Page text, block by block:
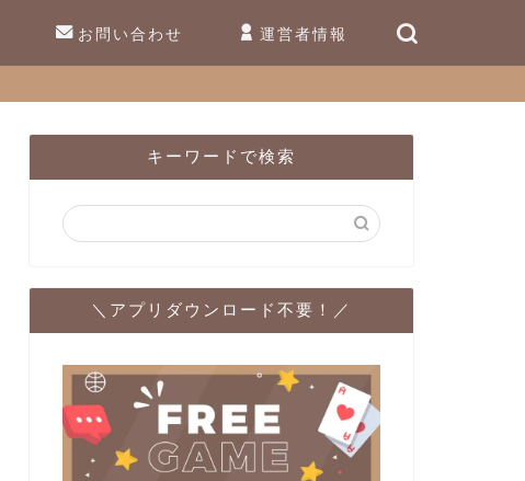
お問い合わせ 運営者情報
キーワードで検索
＼アプリダウンロード不要！／